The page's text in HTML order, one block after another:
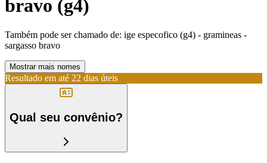
bravo (g4)
Também pode ser chamado de: ige especofico (g4) - gramineas -
sargasso bravo
Mostrar mais nomes
Resultado em até 22 dias úteis
Qual seu convênio?